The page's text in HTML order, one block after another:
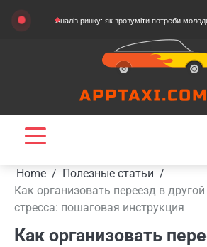
Skip
Аналіз ринку: як зрозуміти потреби молодих батьків
Home
Полезные статьи
Как организовать переезд в
стресса: пошаговая инструкция
Как организовать